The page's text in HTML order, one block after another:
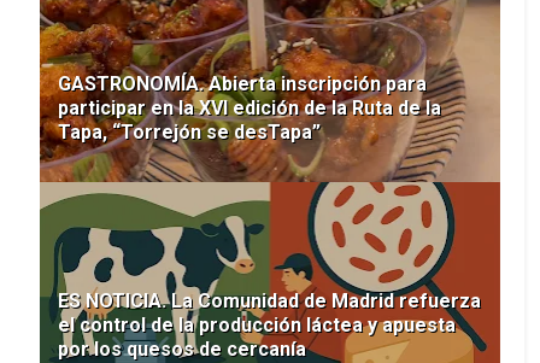
GASTRONOMÍA. Abierta inscripción para
participar en la XVI edición de la Ruta de la
Tapa, “Torrejón se desTapa”
ES NOTICIA. La Comunidad de Madrid refuerza
el control de la producción láctea y apuesta
por los quesos de cercanía